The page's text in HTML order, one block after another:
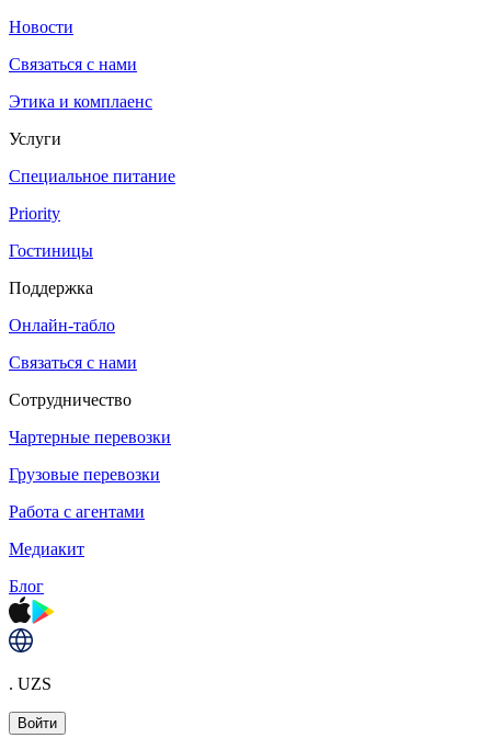
Новости
Связаться с нами
Этика и комплаенс
Услуги
Специальное питание
Priority
Гостиницы
Поддержка
Онлайн-табло
Связаться с нами
Сотрудничество
Чартерные перевозки
Грузовые перевозки
Работа с агентами
Медиакит
Блог
. UZS
Войти